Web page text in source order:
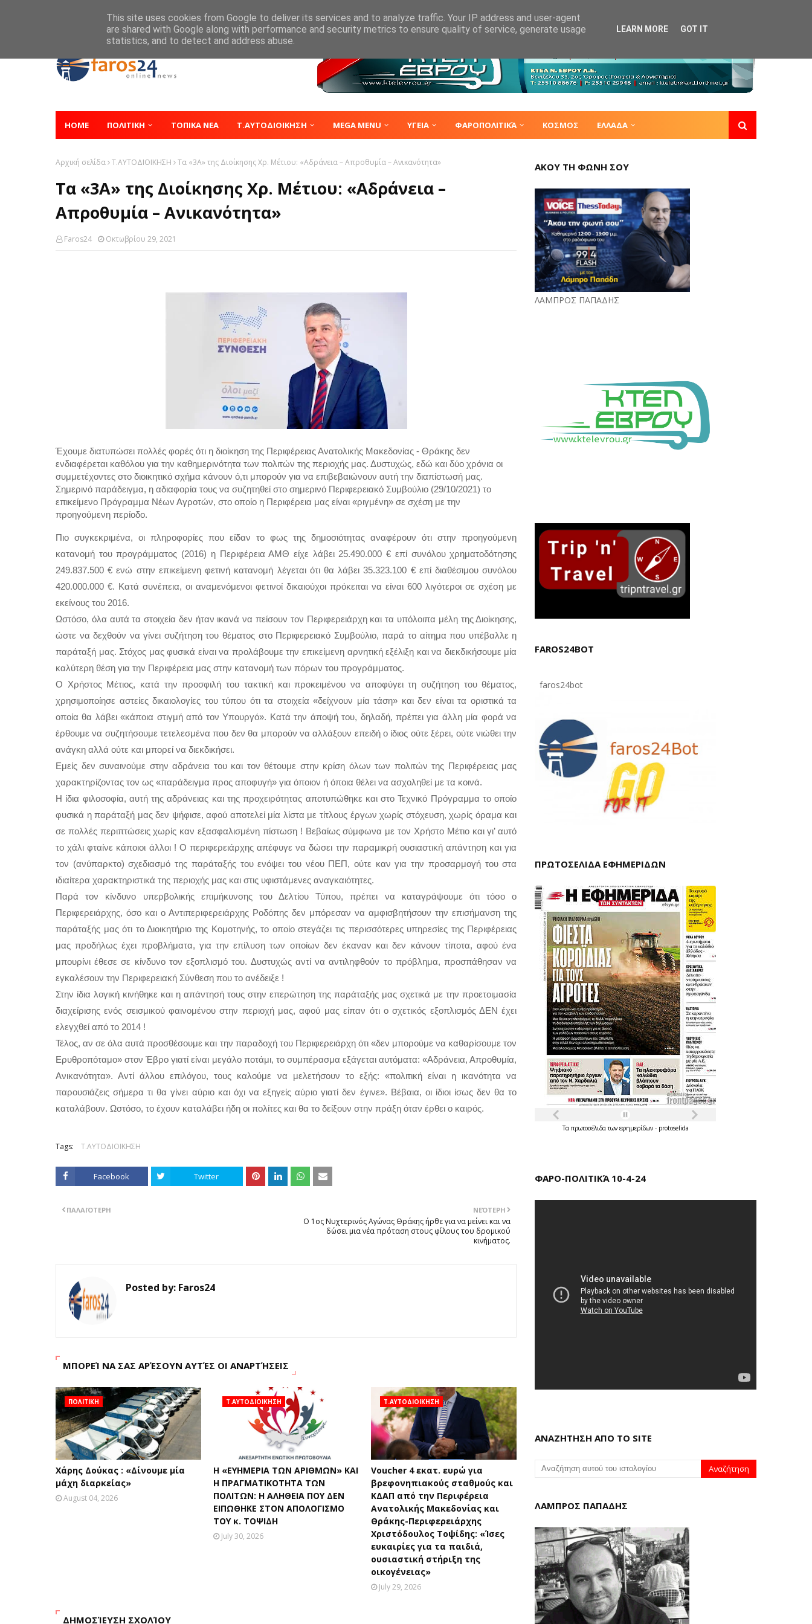
HOME ΠΟΛΙΤΙΚΗ ΤΟΠΙΚΑ ΝΕΑ Τ.ΑΥΤΟΔΙΟΙΚΗΣΗ MEGA MENU ΥΓΕΙΑ ΦΑΡΟΠΟΛΙΤΙΚΆ ΚΟΣΜΟΣ ΕΛΛΑΔΑ
Αρχική σελίδα Τ.ΑΥΤΟΔΙΟΙΚΗΣΗ Τα «3Α» της Διοίκησης Χρ. Μέτιου: «Αδράνεια – Απροθυμία – Ανικανότητα»
Τα «3Α» της Διοίκησης Χρ. Μέτιου: «Αδράνεια –
Απροθυμία – Ανικανότητα»
Faros24 Οκτωβρίου 29, 2021
Έχουμε διατυπώσει πολλές φορές ότι η διοίκηση της Περιφέρειας Ανατολικής Μακεδονίας - Θράκης δεν
ενδιαφέρεται καθόλου για την καθημερινότητα των πολιτών της περιοχής μας. Δυστυχώς, εδώ και δύο χρόνια οι
συμμετέχοντες στο διοικητικό σχήμα κάνουν ό,τι μπορούν για να επιβεβαιώνουν αυτή την διαπίστωσή μας.
Σημερινό παράδειγμα, η αδιαφορία τους να συζητηθεί στο σημερινό Περιφερειακό Συμβούλιο (29/10/2021) το
επικείμενο Πρόγραμμα Νέων Αγροτών, στο οποίο η Περιφέρεια μας είναι «ριγμένη» σε σχέση με την
προηγούμενη περίοδο.
Πιο συγκεκριμένα, οι πληροφορίες που είδαν το φως της δημοσιότητας αναφέρουν ότι στην προηγούμενη
κατανομή του προγράμματος (2016) η Περιφέρεια ΑΜΘ είχε λάβει 25.490.000 € επί συνόλου χρηματοδότησης
249.837.500 € ενώ στην επικείμενη φετινή κατανομή λέγεται ότι θα λάβει 35.323.100 € επί διαθέσιμου συνόλου
420.000.000 €. Κατά συνέπεια, οι αναμενόμενοι φετινοί δικαιούχοι πρόκειται να είναι 600 λιγότεροι σε σχέση με
εκείνους του 2016.
Ωστόσο, όλα αυτά τα στοιχεία δεν ήταν ικανά να πείσουν τον Περιφερειάρχη και τα υπόλοιπα μέλη της Διοίκησης,
ώστε να δεχθούν να γίνει συζήτηση του θέματος στο Περιφερειακό Συμβούλιο, παρά το αίτημα που υπέβαλλε η
παράταξή μας. Στόχος μας φυσικά είναι να προλάβουμε την επικείμενη αρνητική εξέλιξη και να διεκδικήσουμε μία
καλύτερη θέση για την Περιφέρεια μας στην κατανομή των πόρων του προγράμματος.
Ο Χρήστος Μέτιος, κατά την προσφιλή του τακτική και προκειμένου να αποφύγει τη συζήτηση του θέματος,
χρησιμοποίησε αστείες δικαιολογίες του τύπου ότι τα στοιχεία «δείχνουν μία τάση» και δεν είναι τα οριστικά τα
οποία θα λάβει «κάποια στιγμή από τον Υπουργό». Κατά την άποψή του, δηλαδή, πρέπει για άλλη μία φορά να
έρθουμε να συζητήσουμε τετελεσμένα που δεν θα μπορούν να αλλάξουν επειδή ο ίδιος ούτε ξέρει, ούτε νιώθει την
ανάγκη αλλά ούτε και μπορεί να διεκδικήσει.
Εμείς δεν συναινούμε στην αδράνεια του και τον θέτουμε στην κρίση όλων των πολιτών της Περιφέρειας μας
χαρακτηρίζοντας τον ως «παράδειγμα προς αποφυγή» για όποιον ή όποια θέλει να ασχοληθεί με τα κοινά.
Η ίδια φιλοσοφία, αυτή της αδράνειας και της προχειρότητας αποτυπώθηκε και στο Τεχνικό Πρόγραμμα το οποίο
φυσικά η παράταξή μας δεν ψήφισε, αφού αποτελεί μία λίστα με τίτλους έργων χωρίς στόχευση, χωρίς όραμα και
σε πολλές περιπτώσεις χωρίς καν εξασφαλισμένη πίστωση ! Βεβαίως σύμφωνα με τον Χρήστο Μέτιο και γι’ αυτό
το χάλι φταίνε κάποιοι άλλοι ! Ο περιφερειάρχης απέφυγε να δώσει την παραμικρή ουσιαστική απάντηση και για
τον (ανύπαρκτο) σχεδιασμό της παράταξής του ενόψει του νέου ΠΕΠ, ούτε καν για την προσαρμογή του στα
ιδιαίτερα χαρακτηριστικά της περιοχής μας και στις υφιστάμενες αναγκαιότητες.
Παρά τον κίνδυνο υπερβολικής επιμήκυνσης του Δελτίου Τύπου, πρέπει να καταγράψουμε ότι τόσο ο
Περιφερειάρχης, όσο και ο Αντιπεριφερειάρχης Ροδόπης δεν μπόρεσαν να αμφισβητήσουν την επισήμανση της
παράταξής μας ότι το Διοικητήριο της Κομοτηνής, το οποίο στεγάζει τις περισσότερες υπηρεσίες της Περιφέρειας
μας προδήλως έχει προβλήματα, για την επίλυση των οποίων δεν έκαναν και δεν κάνουν τίποτα, αφού ένα
μπουρίνι έθεσε σε κίνδυνο τον εξοπλισμό του. Δυστυχώς αντί να αντιληφθούν το πρόβλημα, προσπάθησαν να
εγκαλέσουν την Περιφερειακή Σύνθεση που το ανέδειξε !
Στην ίδια λογική κινήθηκε και η απάντησή τους στην επερώτηση της παράταξής μας σχετικά με την προετοιμασία
διαχείρισης ενός σεισμικού φαινομένου στην περιοχή μας, αφού μας είπαν ότι ο σχετικός εξοπλισμός ΔΕΝ έχει
ελεγχθεί από το 2014 !
Τέλος, αν σε όλα αυτά προσθέσουμε και την παραδοχή του Περιφερειάρχη ότι «δεν μπορούμε να καθαρίσουμε τον
Ερυθροπόταμο» στον Έβρο γιατί είναι μεγάλο ποτάμι, το συμπέρασμα εξάγεται αυτόματα: «Αδράνεια, Απροθυμία,
Ανικανότητα». Αντί άλλου επιλόγου, τους καλούμε να μελετήσουν το εξής: «πολιτική είναι η ικανότητα να
παρουσιάζεις σήμερα τι θα γίνει αύριο και όχι να εξηγείς αύριο γιατί δεν έγινε». Βέβαια, οι ίδιοι ίσως δεν θα το
καταλάβουν. Ωστόσο, το έχουν καταλάβει ήδη οι πολίτες και θα το δείξουν στην πράξη όταν έρθει ο καιρός.
Tags: Τ.ΑΥΤΟΔΙΟΙΚΗΣΗ
Facebook Twitter
ΝΕΌΤΕΡΗ
Ο 1ος Νυχτερινός Αγώνας Θράκης ήρθε για να μείνει και να
δώσει μια νέα πρόταση στους φίλους του δρομικού
κινήματος.
ΠΑΛΑΙΌΤΕΡΗ
Posted by: Faros24
ΜΠΟΡΕΊ ΝΑ ΣΑΣ ΑΡΈΣΟΥΝ ΑΥΤΈΣ ΟΙ ΑΝΑΡΤΉΣΕΙΣ
ΠΟΛΙΤΙΚΗ
Χάρης Δούκας : «Δίνουμε μία
μάχη διαρκείας»
August 04, 2026
Τ.ΑΥΤΟΔΙΟΙΚΗΣΗ
Η «ΕΥΗΜΕΡΙΑ ΤΩΝ ΑΡΙΘΜΩΝ» ΚΑΙ
Η ΠΡΑΓΜΑΤΙΚΟΤΗΤΑ ΤΩΝ
ΠΟΛΙΤΩΝ: Η ΑΛΗΘΕΙΑ ΠΟΥ ΔΕΝ
ΕΙΠΩΘΗΚΕ ΣΤΟΝ ΑΠΟΛΟΓΙΣΜΟ
ΤΟΥ κ. ΤΟΨΙΔΗ
July 30, 2026
Τ.ΑΥΤΟΔΙΟΙΚΗΣΗ
Voucher 4 εκατ. ευρώ για
βρεφονηπιακούς σταθμούς και
ΚΔΑΠ από την Περιφέρεια
Ανατολικής Μακεδονίας και
Θράκης-Περιφερειάρχης
Χριστόδουλος Τοψίδης: «Ίσες
ευκαιρίες για τα παιδιά,
ουσιαστική στήριξη της
οικογένειας»
July 29, 2026
ΔΗΜΟΣΊΕΥΣΗ ΣΧΟΛΊΟΥ
ΑΚΟΥ ΤΗ ΦΩΝΗ ΣΟΥ
ΛΑΜΠΡΟΣ ΠΑΠΑΔΗΣ
FAROS24BOT
faros24bot
ΠΡΩΤΟΣΕΛΙΔΑ ΕΦΗΜΕΡΙΔΩΝ
Τα πρωτοσέλιδατων εφημερίδων - protoselida
ΦΑΡΟ-ΠΟΛΙΤΙΚΆ 10-4-24
ΑΝΑΖΗΤΗΣΗ ΑΠΟ ΤΟ SITE
ΛΑΜΠΡΟΣ ΠΑΠΑΔΗΣ
This site uses cookies from Google to deliver its services and to analyze traffic. Your IP address and user-agent
are shared with Google along with performance and security metrics to ensure quality of service, generate usage
statistics, and to detect and address abuse.
LEARN MORE GOT IT